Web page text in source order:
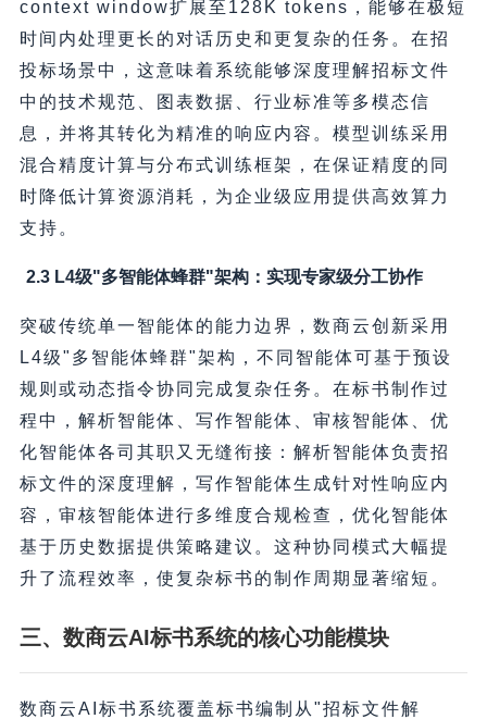
context window扩展至128K tokens，能够在极短
时间内处理更长的对话历史和更复杂的任务。在招
投标场景中，这意味着系统能够深度理解招标文件
中的技术规范、图表数据、行业标准等多模态信
息，并将其转化为精准的响应内容。模型训练采用
混合精度计算与分布式训练框架，在保证精度的同
时降低计算资源消耗，为企业级应用提供高效算力
支持。
2.3 L4级"多智能体蜂群"架构：实现专家级分工协作
突破传统单一智能体的能力边界，数商云创新采用
L4级"多智能体蜂群"架构，不同智能体可基于预设
规则或动态指令协同完成复杂任务。在标书制作过
程中，解析智能体、写作智能体、审核智能体、优
化智能体各司其职又无缝衔接：解析智能体负责招
标文件的深度理解，写作智能体生成针对性响应内
容，审核智能体进行多维度合规检查，优化智能体
基于历史数据提供策略建议。这种协同模式大幅提
升了流程效率，使复杂标书的制作周期显著缩短。
三、数商云AI标书系统的核心功能模块
数商云AI标书系统覆盖标书编制从"招标文件解